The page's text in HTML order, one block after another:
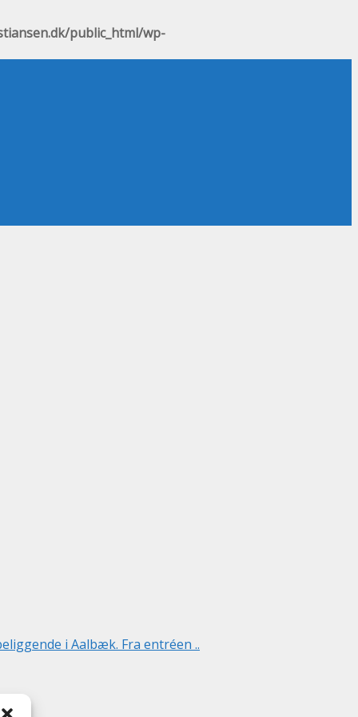
public_html/wp-
i Aalbæk. Fra entréen ..